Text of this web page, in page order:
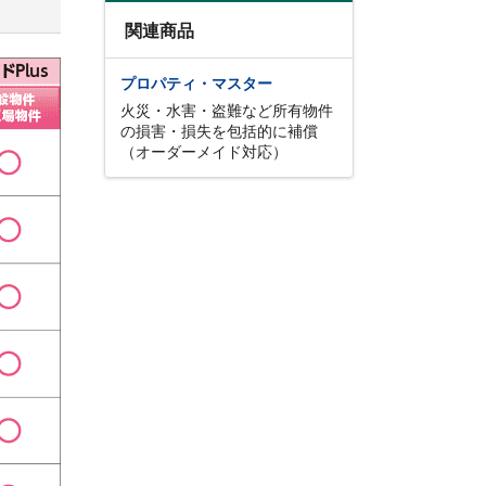
関連商品
プロパティ・マスター
火災・水害・盗難など所有物件
の損害・損失を包括的に補償
（オーダーメイド対応）